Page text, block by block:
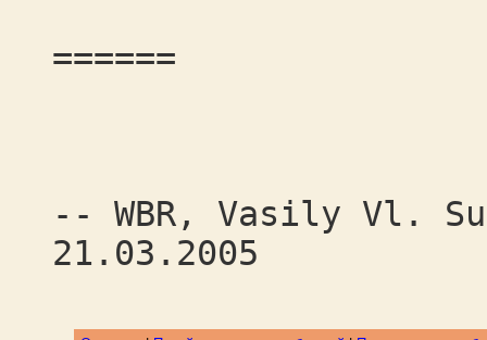
======
-- WBR, Vasily Vl.
21.03.2005